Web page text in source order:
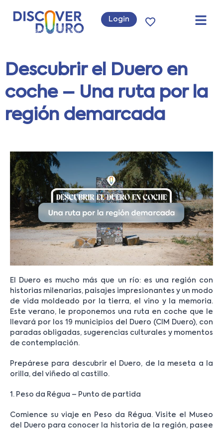
Login
Descubrir el Duero en
coche – Una ruta por la
región demarcada
El Duero es mucho más que un río: es una región con
historias milenarias, paisajes impresionantes y un modo
de vida moldeado por la tierra, el vino y la memoria.
Este verano, le proponemos una ruta en coche que le
llevará por los 19 municipios del Duero (CIM Duero), con
paradas obligadas, sugerencias culturales y momentos
de contemplación.
Prepárese para descubrir el Duero, de la meseta a la
orilla, del viñedo al castillo.
1. Peso da Régua – Punto de partida
Comience su viaje en Peso da Régua. Visite el Museo
del Duero para conocer la historia de la región, pasee